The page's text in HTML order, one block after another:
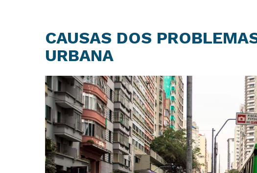
CAUSAS DOS
URBANA